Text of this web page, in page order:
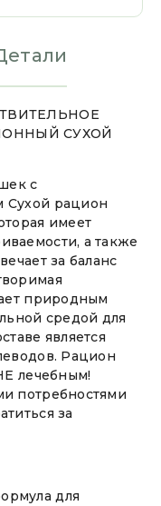
СУХОЙ
с
Сухой рацион
имеет
а также
за баланс
природным
средой для
является
Рацион
лечебным!
потребностями
за
для